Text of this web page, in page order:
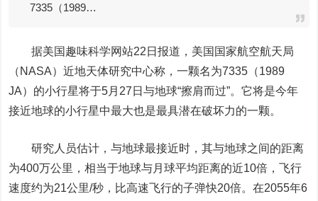
7335（1989…
据美国趣味科学网站22日报道，美国国家航空航天局
（NASA）近地天体研究中心称，一颗名为7335（1989
JA）的小行星将于5月27日与地球“擦肩而过”。它将是今年
接近地球的小行星中最大也是最具潜在破坏力的一颗。
研究人员估计，与地球最接近时，其与地球之间的距离
为400万公里，相当于地球与月球平均距离的近10倍，飞行
速度约为21公里/秒，比高速飞行的子弹快20倍。在2055年6